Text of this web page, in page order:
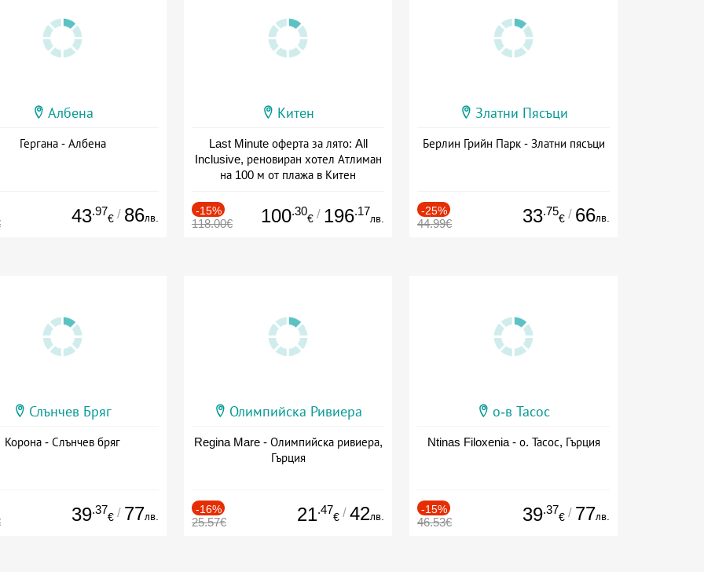
Албена
Гергана - Албена
43.97
€ / 86лв.
Китен
Last Minute оферта за лято: All
Inclusive, реновиран хотел Атлиман
на 100 м от плажа в Китен
-15%
118.00€ 100.30
€ / 196.17
лв.
Златни Пясъци
Берлин Грийн Парк - Златни пясъци
-25%
44.99€ 33.75
€ / 66лв.
Слънчев Бряг
Корона - Слънчев бряг
39.37
€ / 77лв.
Олимпийска Ривиера
Regina Mare - Олимпийска ривиера,
Гърция
-16%
25.57€ 21.47
€ / 42лв.
о-в Тасос
Ntinas Filoxenia - о. Тасос, Гърция
-15%
46.53€ 39.37
€ / 77лв.